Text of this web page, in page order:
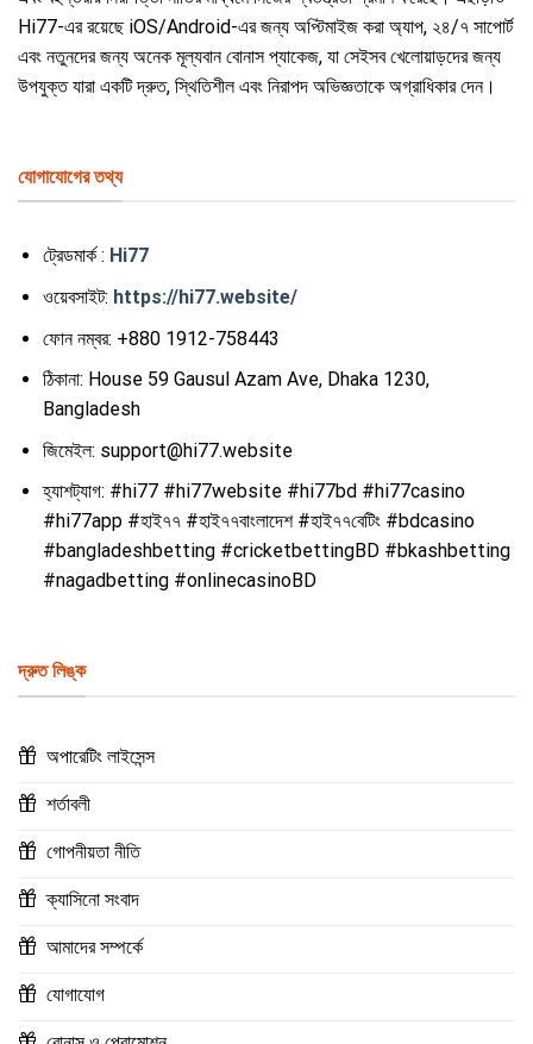
Hi77-এর রয়েছে iOS/Android-এর জন্য অপ্টিমাইজ করা অ্যাপ, ২৪/৭ সাপোর্ট
এবং নতুনদের জন্য অনেক মূল্যবান বোনাস প্যাকেজ, যা সেইসব খেলোয়াড়দের জন্য
উপযুক্ত যারা একটি দ্রুত, স্থিতিশীল এবং নিরাপদ অভিজ্ঞতাকে অগ্রাধিকার দেন।
যোগাযোগের তথ্য
ট্রেডমার্ক : Hi77
ওয়েবসাইট: https://hi77.website/
ফোন নম্বর: +880 1912-758443
ঠিকানা: House 59 Gausul Azam Ave, Dhaka 1230,
Bangladesh
জিমেইল: support@hi77.website
হ্যাশট্যাগ: #hi77 #hi77website #hi77bd #hi77casino
#hi77app #হাই৭৭ #হাই৭৭বাংলাদেশ #হাই৭৭বেটিং #bdcasino
#bangladeshbetting #cricketbettingBD #bkashbetting
#nagadbetting #onlinecasinoBD
দ্রুত লিঙ্ক
অপারেটিং লাইসেন্স
শর্তাবলী
গোপনীয়তা নীতি
ক্যাসিনো সংবাদ
আমাদের সম্পর্কে
যোগাযোগ